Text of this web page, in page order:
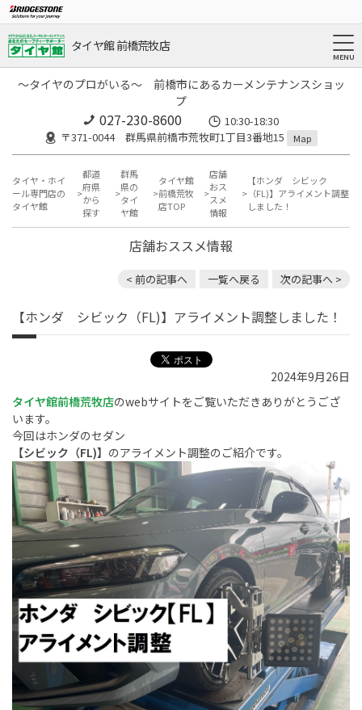
タイヤ館 前橋荒牧店
～タイヤのプロがいる～ 前橋市にあるカーメンテナンスショッ
プ
027-230-8600
10:30-18:30
〒371-0044 群馬県前橋市荒牧町1丁目3番地15
Map
タイヤ・ホイ
ール専門店の
タイヤ館
都道
府県
から
探す
群馬
県の
タイ
ヤ館
タイヤ館
前橋荒牧
店TOP
店舗
おス
スメ
情報
【ホンダ シビック
（FL)】アライメント調整
しました！
店舗おススメ情報
< 前の記事へ 一覧へ戻る 次の記事へ >
【ホンダ シビック（FL)】アライメント調整しました！
2024年9月26日
タイヤ館前橋荒牧店のwebサイトをご覧いただきありがとうござ
います。
今回はホンダのセダン
【シビック（FL)】 のアライメント調整のご紹介です。